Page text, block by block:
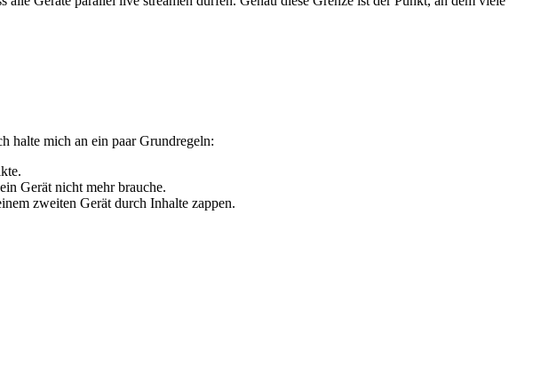
halte mich an ein paar Grundregeln:
Gerät nicht mehr brauche.
zweiten Gerät durch Inhalte zappen.